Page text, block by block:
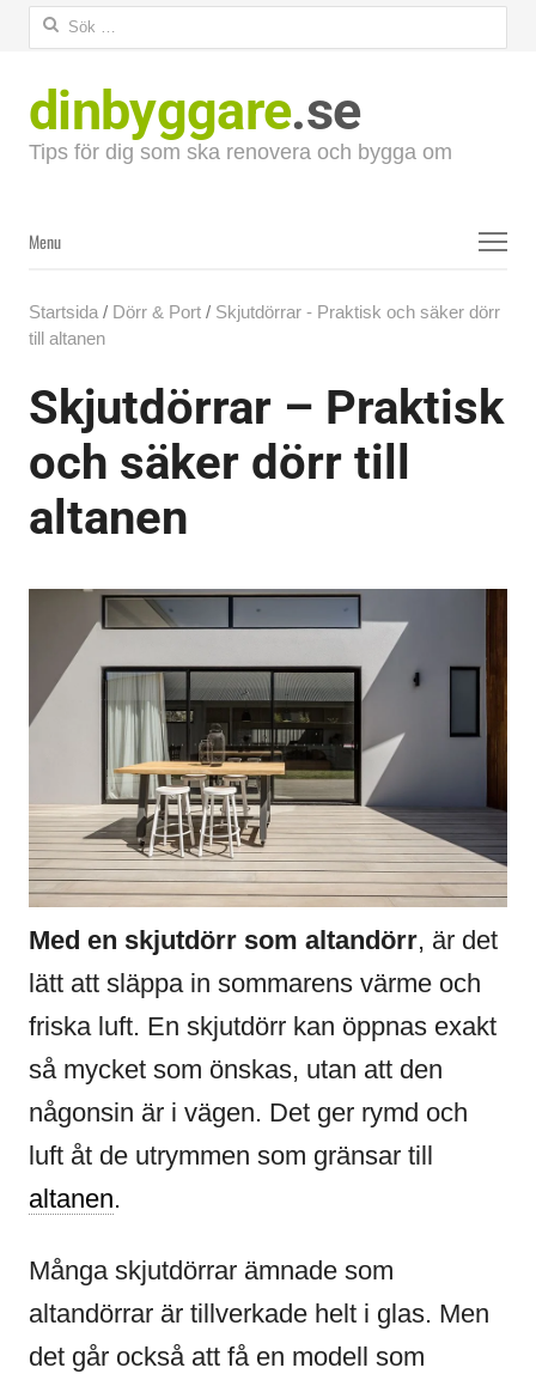
Sök
dinbyggare.se
Tips för dig som ska renovera och bygga om
Menu
Menu
Startsida / Dörr & Port / Skjutdörrar - Praktisk och säker dörr
till altanen
Skjutdörrar – Praktisk
och säker dörr till
altanen
Med en skjutdörr som altandörr, är det
lätt att släppa in sommarens värme och
friska luft. En skjutdörr kan öppnas exakt
så mycket som önskas, utan att den
någonsin är i vägen. Det ger rymd och
luft åt de utrymmen som gränsar till
altanen.
Många skjutdörrar ämnade som
altandörrar är tillverkade helt i glas. Men
det går också att få en modell som